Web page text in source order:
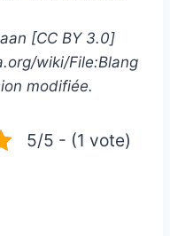
[CC BY 3.0]
wiki/File:Blang
modifiée.
5/5 - (1 vote)